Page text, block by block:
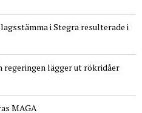
i Stegra resulterade i
regeringen lägger ut rökridåer
MAGA